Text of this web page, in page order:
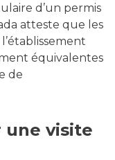
d’un permis
atteste que les
équivalentes
de
une visite